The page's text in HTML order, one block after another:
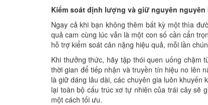
Kiểm soát định lượng và giữ nguyên nguyên
Ngay cả khi bạn không thêm bất kỳ một thìa
quả cam cùng lúc vẫn là một con số cần cẩn
hỗ trợ kiểm soát cân nặng hiệu quả, mỗi lần
Khi thưởng thức, hãy tập thói quen uống chậm
thời gian để tiếp nhận và truyền tín hiệu no lên
là giữ dáng lâu dài, các chuyên gia luôn
lại toàn bộ cấu trúc xơ tự nhiên của trái cây sẽ
một cách tối ưu.